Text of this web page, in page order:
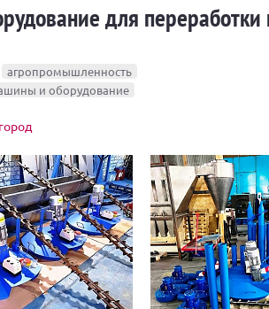
для переработки
агропромышленность
и оборудование